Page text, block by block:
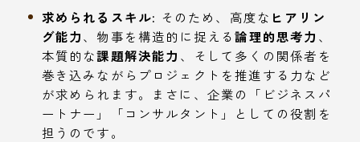
求められるスキル: そのため、高度な ヒアリン
グ能力、物事を構造的に捉える論理的思考力 、
本質的な課題解決能力 、そして多くの関係者を
巻き込みながらプロジェクトを推進する力など
が求められます。まさに、企業の「ビジネスパ
ートナー」「コンサルタント」としての役割を
担うのです。